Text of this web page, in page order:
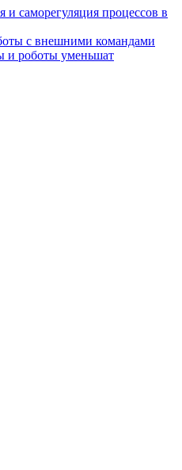
и саморегуляция процессов в
с внешними командами
и роботы уменьшат